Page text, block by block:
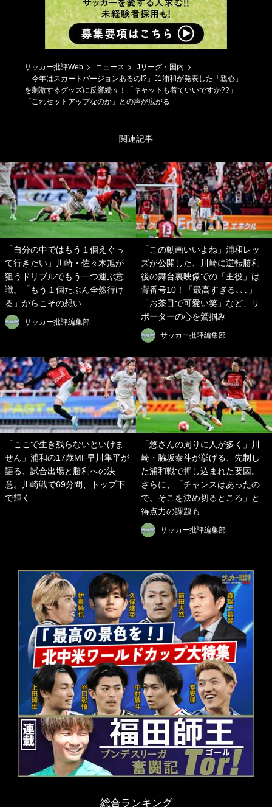
サッカー批評Web ニュース
Jリーグ・国内
「今年はスカートバージョンあるの!?」J1浦和が発表した「親心」
を刺激するグッズに反響続々！「キャットも着ていいですか??」
「これセットアップなのか」との声が広がる
関連記事
「自分の中ではもう１個えぐっ
て行きたい」川崎・佐々木旭が
狙うドリブルでもう一つ運ぶ意
識。「もう１個たぶん全然行け
る」からこその想い
サッカー批評編集部
「この動画いいよね」浦和レッ
ズが公開した、川崎に逆転勝利
後の舞台裏映像での「主役」は
背番号10！「最高すぎる､､､」
「お茶目で可愛い笑」など、サ
ポーターの心を鷲掴み
サッカー批評編集部
「ここで生き残らないといけま
せん」浦和の17歳MF早川隼平が
語る、試合出場と勝利への決
意。川崎戦で69分間、トップ下
で輝く
「悠さんの周りに人が多く」川
崎・脇坂泰斗が挙げる、先制し
た浦和戦で押し込まれた要因。
さらに、「チャンスはあったの
で。そこを決め切るところ」と
得点力の課題も
サッカー批評編集部
総合ランキング